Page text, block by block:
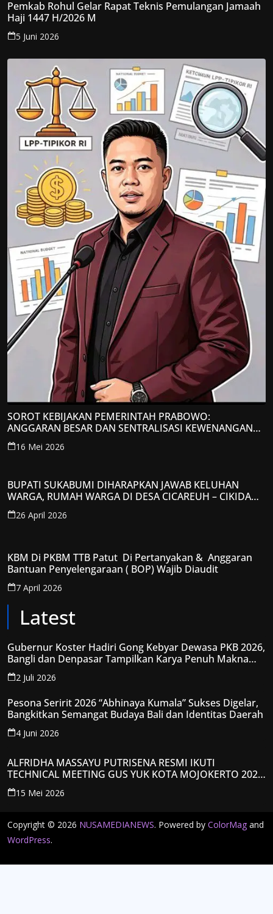
Pemkab Rohul Gelar Rapat Teknis Pemulangan Jamaah
Haji 1447 H/2026 M
5 Juni 2026
SOROT KEBIJAKAN PEMERINTAH PRABOWO:
ANGGARAN BESAR DAN SENTRALISASI KEWENANGAN
JADI PERHATIAN; LPP-TIPIKOR RI BERIKAN TANGGAPAN
KRITIS
16 Mei 2026
BUPATI SUKABUMI DIHARAPKAN JAWAB KELUHAN
WARGA, RUMAH WARGA DI DESA CICAREUH – CIKIDANG
DIAMBRUKAN
26 April 2026
KBM Di PKBM TTB Patut Di Pertanyakan & Anggaran
Bantuan Penyelengaraan ( BOP) Wajib Diaudit
7 April 2026
Latest
Gubernur Koster Hadiri Gong Kebyar Dewasa PKB 2026,
Bangli dan Denpasar Tampilkan Karya Penuh Makna
Spiritual
2 Juli 2026
Pesona Seririt 2026 “Abhinaya Kumala” Sukses Digelar,
Bangkitkan Semangat Budaya Bali dan Identitas Daerah
4 Juni 2026
ALFRIDHA MASSAYU PUTRISENA RESMI IKUTI
TECHNICAL MEETING GUS YUK KOTA MOJOKERTO 2026,
KANTONGI NOMOR PESERTA Y008
15 Mei 2026
Copyright © 2026 NUSAMEDIANEWS. Powered by ColorMag and
WordPress.